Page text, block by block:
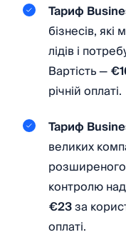
Тариф
бізнесів,
лідів і
Вартість —
річній оплаті.
Тариф
великих
розширеного
контролю
€23за
оплаті.